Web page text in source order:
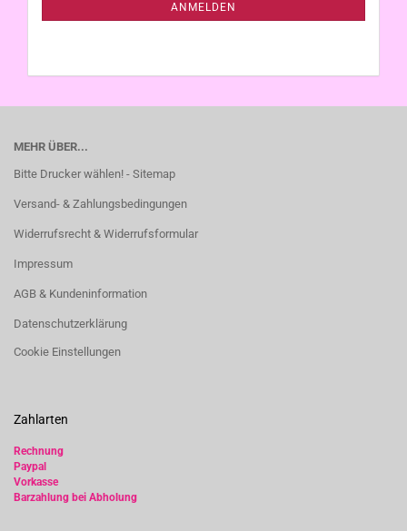
ANMELDEN
MEHR ÜBER...
Bitte Drucker wählen! - Sitemap
Versand- & Zahlungsbedingungen
Widerrufsrecht & Widerrufsformular
Impressum
AGB & Kundeninformation
Datenschutzerklärung
Cookie Einstellungen
Zahlarten
Rechnung
Paypal
Vorkasse
Barzahlung bei Abholung